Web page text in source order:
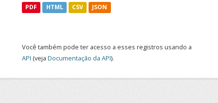
PDF HTML CSV JSON
Você também pode ter acesso a esses registros usando a
API (veja Documentação da API).